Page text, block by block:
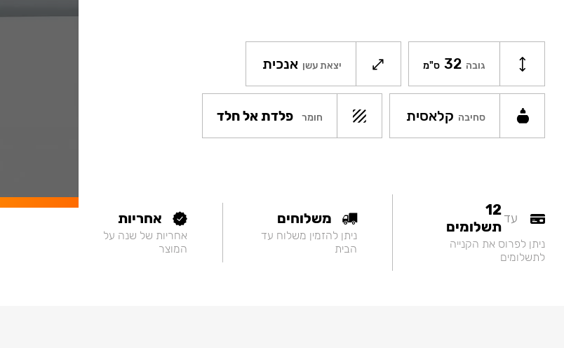
גובה 32 ס"מ יצאת עשן אנכית
סחיבה קלאסית חומר פלדת אל חלד
עד12
תשלומים
ניתן לפרוס את הקנייה
לתשלומים
משלוחים
ניתן להזמין משלוח עד
הבית
אחריות
אחריות של שנה על
המוצר